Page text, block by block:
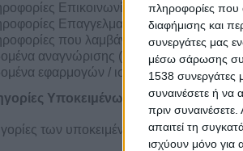
πληροφορίες που
διαφήμισης και
συνεργάτες μας
μέσω σάρωσης
1538 συνεργάτες
συναινέσετε ή να
πριν συναινέσετε.
απαιτεί τη
ισχύουν μόνο για
Επικοινωνίας (π.χ.
Επαγγελματικής Κατάστασης
που λαμβάνουμε μέσω της
αναγνώρισης (π.χ. IP διεύθυνση)
εφαρμογών / ιστοσελίδων/ μέσων
Υποκειμένων Προσωπικών
των υποκειμένων περιλαμβάνουν: